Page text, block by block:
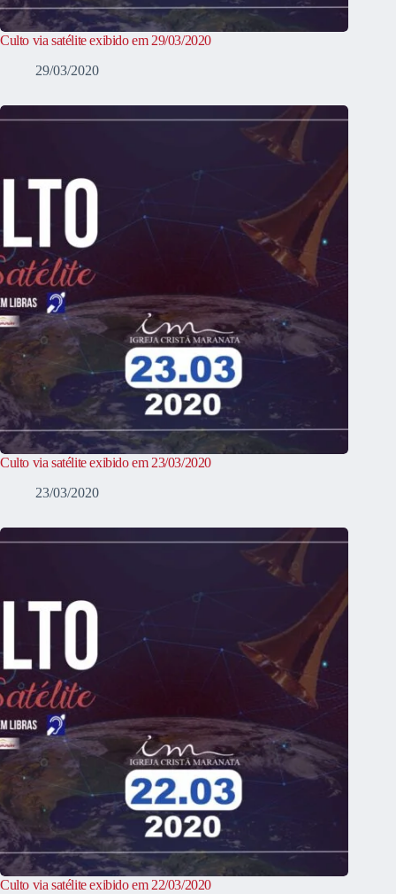
Culto via satélite exibido em 29/03/2020
29/03/2020
Culto via satélite exibido em 23/03/2020
23/03/2020
Culto via satélite exibido em 22/03/2020